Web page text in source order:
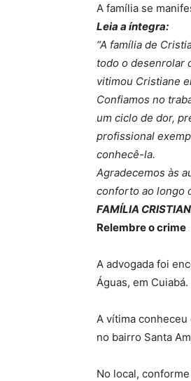
A família se
Leia a íntegra:
“A família de
todo o desenrolar
vitimou Cristiane
Confiamos no
um ciclo de dor,
profissional
conhecê-la.
Agradecemos às
conforto ao longo
FAMÍLIA
Relembre o crime
A advogada foi
Águas, em Cuiabá.
A vítima
no bairro Santa
No local,